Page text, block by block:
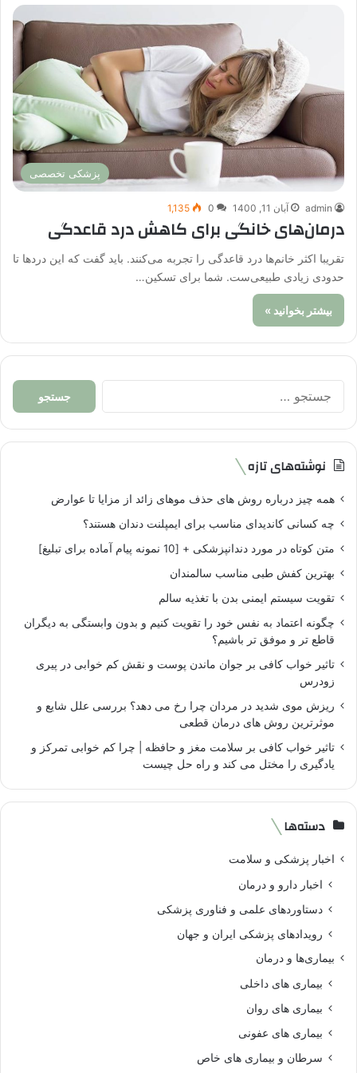
پزشکی تخصصی
admin آبان 11, 1400 0
1,135
درمان‌های خانگی برای کاهش درد قاعدگی
تقریبا اکثر خانم‌ها درد قاعدگی را تجربه می‌کنند. باید گفت که این دردها تا
حدودی زیادی طبیعی‌ست. شما برای تسکین…
بیشتر بخوانید »
جستجو
نوشته‌های تازه
همه چیز درباره روش های حذف موهای زائد از مزایا تا عوارض
چه کسانی کاندیدای مناسب برای ایمپلنت دندان هستند؟
متن کوتاه در مورد دندانپزشکی + [10 نمونه پیام آماده برای تبلیغ]
بهترین کفش طبی مناسب سالمندان
تقویت سیستم ایمنی بدن با تغذیه سالم
چگونه اعتماد به نفس خود را تقویت کنیم و بدون وابستگی به دیگران
قاطع تر و موفق تر باشیم؟
تاثیر خواب کافی بر جوان ماندن پوست و نقش کم خوابی در پیری
زودرس
ریزش موی شدید در مردان چرا رخ می دهد؟ بررسی علل شایع و
موثرترین روش های درمان قطعی
تاثیر خواب کافی بر سلامت مغز و حافظه | چرا کم خوابی تمرکز و
یادگیری را مختل می کند و راه حل چیست
دسته‌ها
اخبار پزشکی و سلامت
اخبار دارو و درمان
دستاوردهای علمی و فناوری پزشکی
رویدادهای پزشکی ایران و جهان
بیماری‌ها و درمان
بیماری های داخلی
بیماری های روان‌
بیماری های عفونی
سرطان و بیماری های خاص